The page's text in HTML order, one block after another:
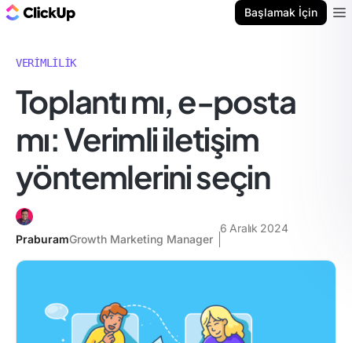
Başlamak İçin
VERIMLILIK
Toplantı mı, e-posta
mı: Verimli iletişim
yöntemlerini seçin
PraburamGrowth Marketing Manager
6 Aralık 2024